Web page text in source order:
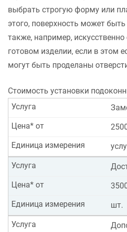
выбрать строгую форму или
этого, поверхность может
также, например, искусственно
готовом изделии, если в этом
могут быть проделаны
Стоимость установки
Услуга
Цена* от
Единица измерения
Услуга
Цена* от
шт.
Единица измерения
Услуга